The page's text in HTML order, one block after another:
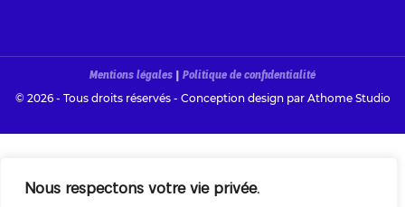
Nous respectons votre vie privée.
Mentions légales | Politique de confidentialité
© 2026 - Tous droits réservés - Conception design par Athome Studio